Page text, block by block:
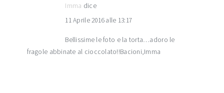
Imma dice
11 Aprile 2016 alle 13:17
Bellissime le foto e la torta…adoro le
fragole abbinate al cioccolato!!Bacioni,Imma